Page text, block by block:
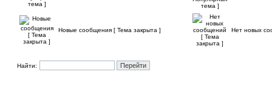
Новые сообщения [ Тема закрыта ] Нет новых
Найти: